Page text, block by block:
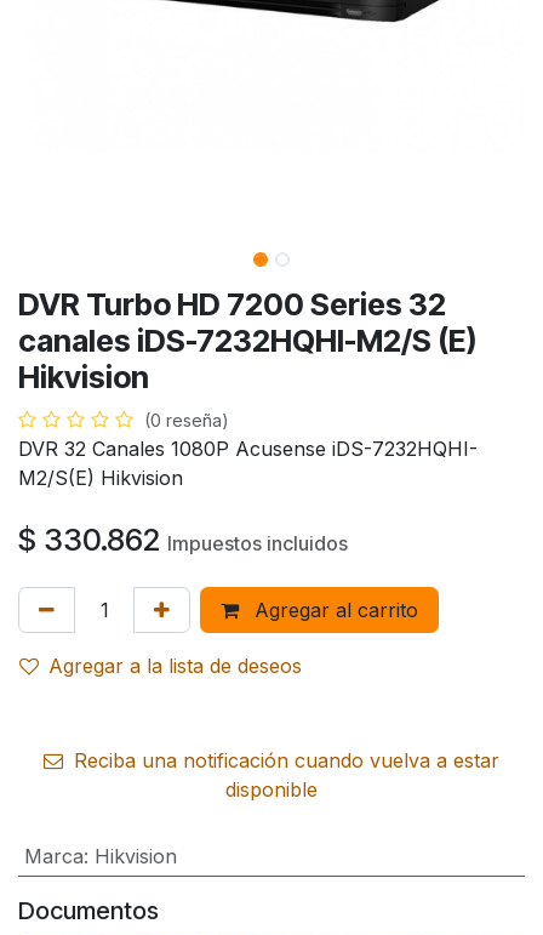
DVR Turbo HD 7200 Series 32
canales iDS-7232HQHI-M2/S (E)
Hikvision
(0 reseña)
DVR 32 Canales 1080P Acusense iDS-7232HQHI-
M2/S(E) Hikvision
$ 330.862 Impuestos incluidos
Agregar al carrito
Agregar a la lista de deseos
Reciba una notificación cuando vuelva a estar
disponible
Marca: Hikvision
Documentos